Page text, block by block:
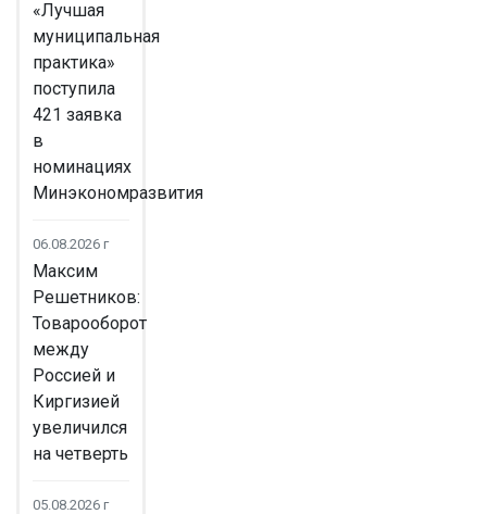
«Лучшая
муниципальная
практика»
поступила
421 заявка
в
номинациях
Минэкономразвития
06.08.2026 г
Максим
Решетников:
Товарооборот
между
Россией и
Киргизией
увеличился
на четверть
05.08.2026 г